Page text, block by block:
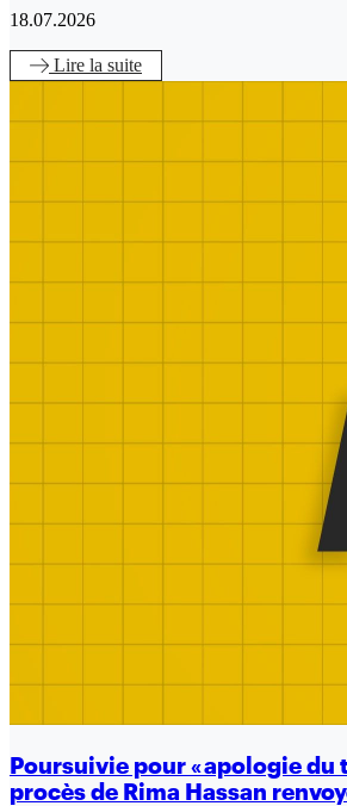
18.07.2026
Lire la suite
Poursuivie pour « apologie du
procès de Rima Hassan